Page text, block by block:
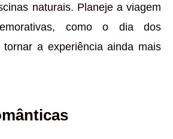
naturais. Planeje a viagem
como o dia dos
tornar a experiência ainda mais